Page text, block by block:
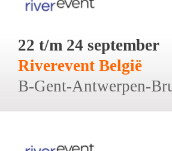
22 t/m 24 september
Riverevent België
B-Gent-Antwerpen-